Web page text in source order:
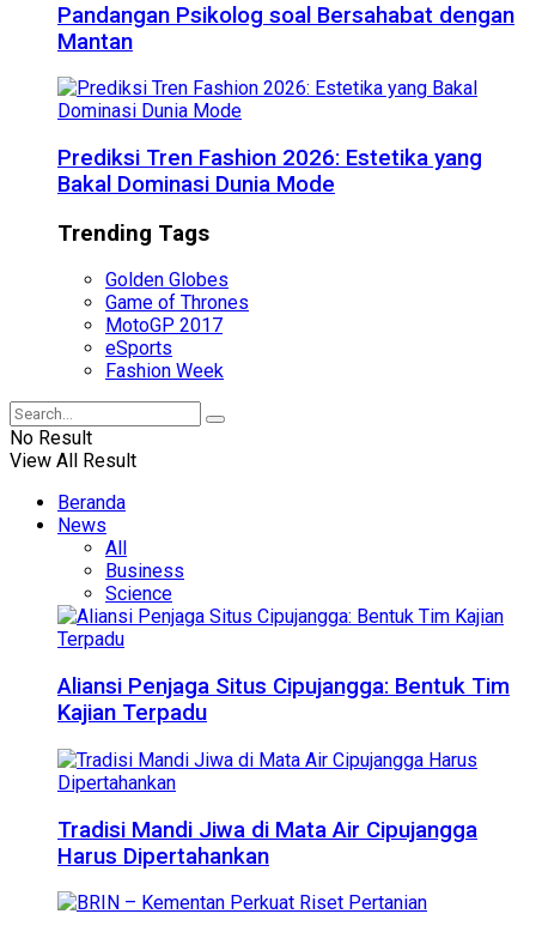
Pandangan Psikolog soal Bersahabat dengan
Mantan
Prediksi Tren Fashion 2026: Estetika yang
Bakal Dominasi Dunia Mode
Trending Tags
Golden Globes
Game of Thrones
MotoGP 2017
eSports
Fashion Week
No Result
View All Result
Beranda
News
All
Business
Science
Aliansi Penjaga Situs Cipujangga: Bentuk Tim
Kajian Terpadu
Tradisi Mandi Jiwa di Mata Air Cipujangga
Harus Dipertahankan